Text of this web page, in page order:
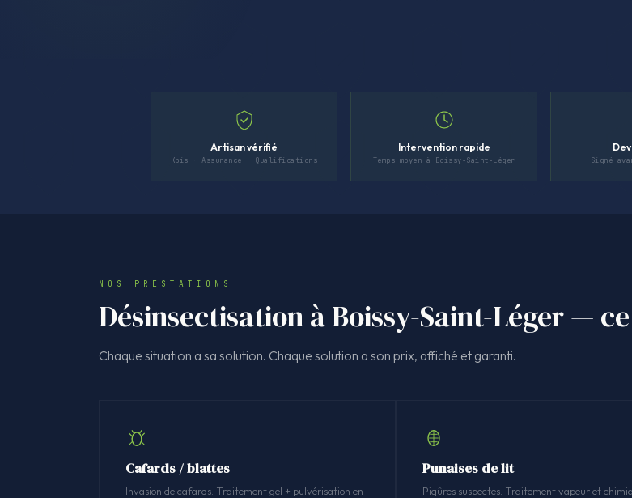
Artisan vérifié
Kbis · Assurance · Qualifications
Intervention rapide
Temps moyen à Boissy-Saint-Léger Signé
NOS PRESTATIONS
Désinsectisation à Boissy-Saint-Léger —
Chaque situation a sa solution. Chaque solution a son prix, affiché et garanti.
Cafards / blattes
Invasion de cafards. Traitement gel + pulvérisation en
Punaises de lit
Piqûres suspectes. Traitement vapeur et